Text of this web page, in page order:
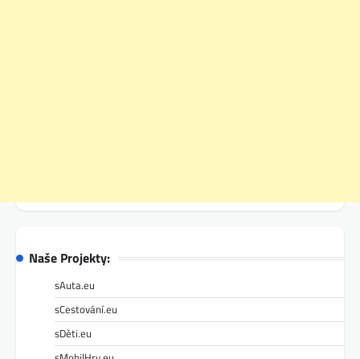
Naše Projekty:
sAuta.eu
sCestování.eu
sDěti.eu